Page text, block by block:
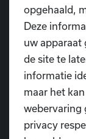
opgehaald,
Deze
uw apparaat
de site te
informatie
maar het
webervaring
privacy